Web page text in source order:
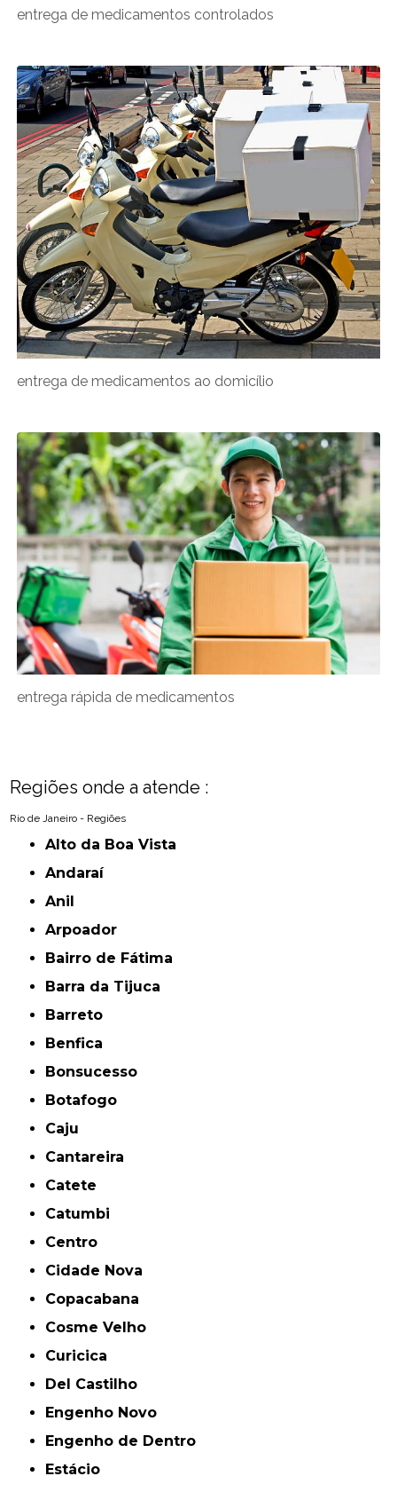
entrega de medicamentos controlados
entrega de medicamentos ao domicílio
entrega rápida de medicamentos
Regiões onde a atende :
Rio de Janeiro - Regiões
Alto da Boa Vista
Andaraí
Anil
Arpoador
Bairro de Fátima
Barra da Tijuca
Barreto
Benfica
Bonsucesso
Botafogo
Caju
Cantareira
Catete
Catumbi
Centro
Cidade Nova
Copacabana
Cosme Velho
Curicica
Del Castilho
Engenho Novo
Engenho de Dentro
Estácio